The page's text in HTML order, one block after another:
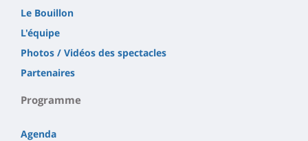
Le Bouillon
L'équipe
Photos / Vidéos des spectacles
Partenaires
Programme
Agenda